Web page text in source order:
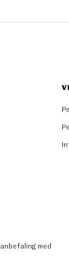
med